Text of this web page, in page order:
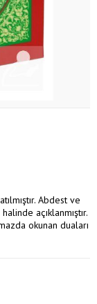
Abdest ve
açıklanmıştır.
okunan duaları